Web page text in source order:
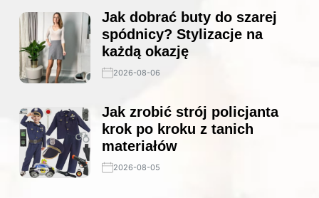
Jak dobrać buty do szarej
spódnicy? Stylizacje na
każdą okazję
2026-08-06
Jak zrobić strój policjanta
krok po kroku z tanich
materiałów
2026-08-05